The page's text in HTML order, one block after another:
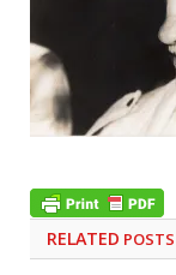
RELATED POSTS